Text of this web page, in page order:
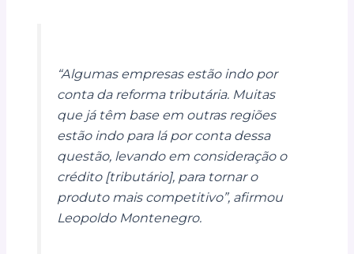
“Algumas empresas estão indo por
conta da reforma tributária. Muitas
que já têm base em outras regiões
estão indo para lá por conta dessa
questão, levando em consideração o
crédito [tributário], para tornar o
produto mais competitivo”, afirmou
Leopoldo Montenegro.